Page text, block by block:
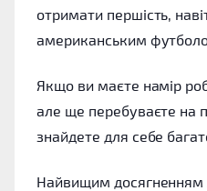
отримати першість,
американським
Якщо ви маєте намір
але ще перебуваєте на
знайдете для себе
Найвищим досягненням